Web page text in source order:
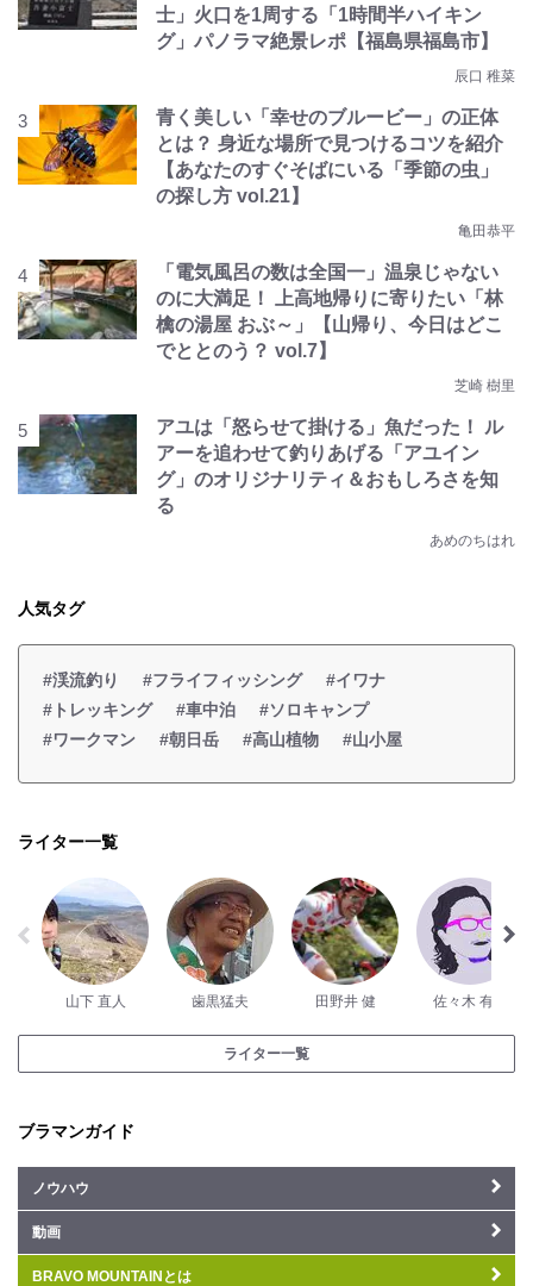
士」火口を1周する「1時間半ハイキン
グ」パノラマ絶景レポ【福島県福島市】
辰口 稚菜
青く美しい「幸せのブルービー」の正体
とは？ 身近な場所で見つけるコツを紹介
【あなたのすぐそばにいる「季節の虫」
の探し方 vol.21】
亀田恭平
「電気風呂の数は全国一」温泉じゃない
のに大満足！ 上高地帰りに寄りたい「林
檎の湯屋 おぶ～」【山帰り、今日はどこ
でととのう？ vol.7】
芝崎 樹里
アユは「怒らせて掛ける」魚だった！ ル
アーを追わせて釣りあげる「アユイン
グ」のオリジナリティ＆おもしろさを知
る
あめのちはれ
人気タグ
#渓流釣り #フライフィッシング
#イワナ
#トレッキング
#車中泊
#ソロキャンプ
#ワークマン
#朝日岳 #高山植物 #山小屋
ライター一覧
山下 直人 歯黒猛夫 田野井 健 佐々木 有介
ライター一覧
ブラマンガイド
ノウハウ
動画
BRAVO MOUNTAINとは